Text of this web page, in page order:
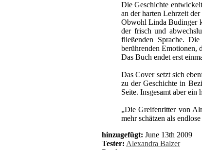
Die Geschichte
an der harten Lehrzeit
Obwohl Linda Budinger
der frisch und
fließenden Sprache.
berührenden Emotionen,
Das Buch endet erst
Das Cover setzt sich
zu der Geschichte in
Seite. Insgesamt aber
„Die Greifenritter von
mehr schätzen als
hinzugefügt: June 13th 2009
Tester: Alexandra Balzer